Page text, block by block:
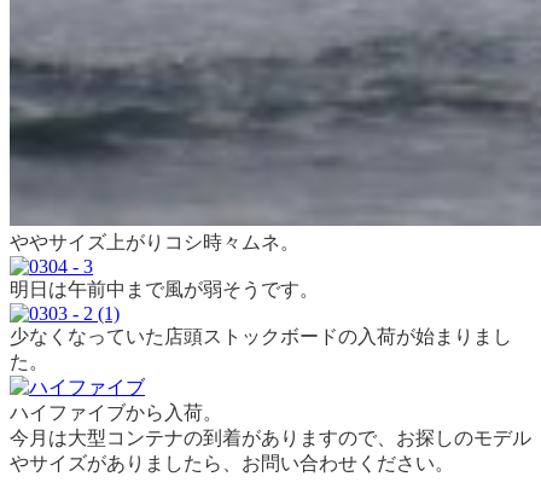
ややサイズ上がりコシ時々ムネ。
明日は午前中まで風が弱そうです。
少なくなっていた店頭ストックボードの入荷が始まりまし
た。
ハイファイブから入荷。
今月は大型コンテナの到着がありますので、お探しのモデル
やサイズがありましたら、お問い合わせください。